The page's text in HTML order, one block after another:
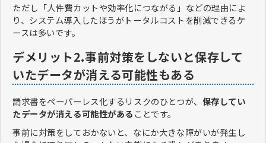
ただし「人件費カットや効率化につながる」などの理由によ
り、システム導入したほうがトータルコストを削減できるケ
ースは多いです。
デメリット2.事前対策をしないと保存して
いたデータが消える可能性もある
請求書をペーパーレス化するリスクのひとつが、 保存してい
たデータが消える可能性があることです。
事前に対策をしておかないと、なにか大きな障がいが発生し